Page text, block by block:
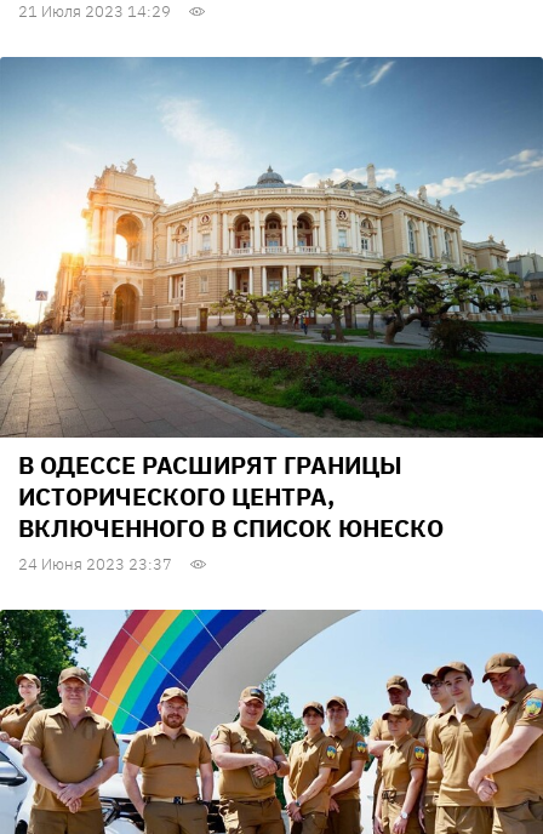
21 Июля 2023 14:29
В ОДЕССЕ РАСШИРЯТ ГРАНИЦЫ
ИСТОРИЧЕСКОГО ЦЕНТРА,
ВКЛЮЧЕННОГО В СПИСОК ЮНЕСКО
24 Июня 2023 23:37